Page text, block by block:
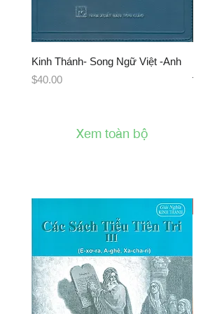
Kinh Thánh- Song Ngữ Việt -Anh
Giá
$40.00
Đính
Xem toàn bộ